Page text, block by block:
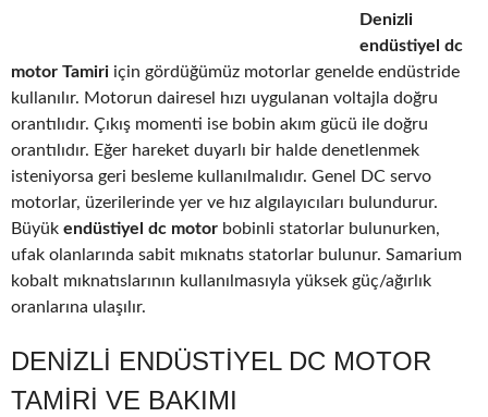
Denizli
endüstiyel dc
motor Tamiri için gördüğümüz motorlar genelde endüstride
kullanılır. Motorun dairesel hızı uygulanan voltajla doğru
orantılıdır. Çıkış momenti ise bobin akım gücü ile doğru
orantılıdır. Eğer hareket duyarlı bir halde denetlenmek
isteniyorsa geri besleme kullanılmalıdır. Genel DC servo
motorlar, üzerilerinde yer ve hız algılayıcıları bulundurur.
Büyük endüstiyel dc motor bobinli statorlar bulunurken,
ufak olanlarında sabit mıknatıs statorlar bulunur. Samarium
kobalt mıknatıslarının kullanılmasıyla yüksek güç/ağırlık
oranlarına ulaşılır.
DENIZLI ENDÜSTIYEL DC MOTOR
TAMIRI VE BAKIMI